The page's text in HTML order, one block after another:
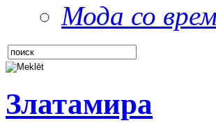
Мода со
Златамира